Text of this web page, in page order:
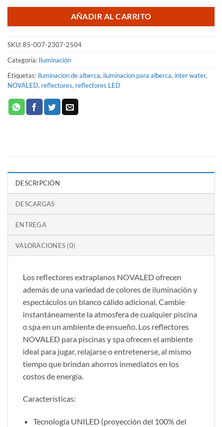
AÑADIR AL CARRITO
SKU:85-007-2307-2504
Categoría: Iluminación
Etiquetas: iluminacion de alberca, iluminacion para alberca, inter water,
NOVALED, reflectores, reflectores LED
DESCRIPCIÓN
DESCARGAS
ENTREGA
VALORACIONES (0)
Los reflectores extraplanos NOVALED ofrecen
además de una variedad de colores de iluminación y
espectáculos un blanco cálido adicional. Cambie
instantáneamente la atmosfera de cualquier piscina
o spa en un ambiente de ensueño. Los reflectores
NOVALED para piscinas y spa ofrecen el ambiente
ideal para jugar, relajarse o entretenerse, al mismo
tiempo que brindan ahorros inmediatos en los
costos de energía.
Características:
Tecnología UNILED (proyección del 100% del